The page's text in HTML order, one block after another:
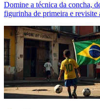
Domine a técnica da concha,
figurinha de primeira e revisite